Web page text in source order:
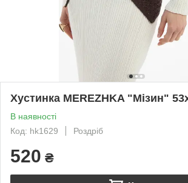
Хустинка MEREZHKA "Мізин"
В наявності
Код: hk1629
Роздріб
520 ₴